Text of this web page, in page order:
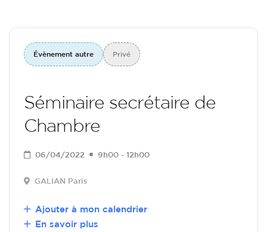
Évènement autre Privé
Séminaire secrétaire de
Chambre
06/04/2022 9h00 - 12h00
GALIAN Paris
Ajouter à mon calendrier
En savoir plus